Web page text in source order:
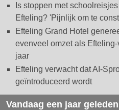
Is stoppen met
Efteling? 'Pijnlijk om te
Efteling Grand Hotel
evenveel omzet als
jaar
Efteling verwacht dat AI-
geïntroduceerd wordt
Vandaag een jaar geleden